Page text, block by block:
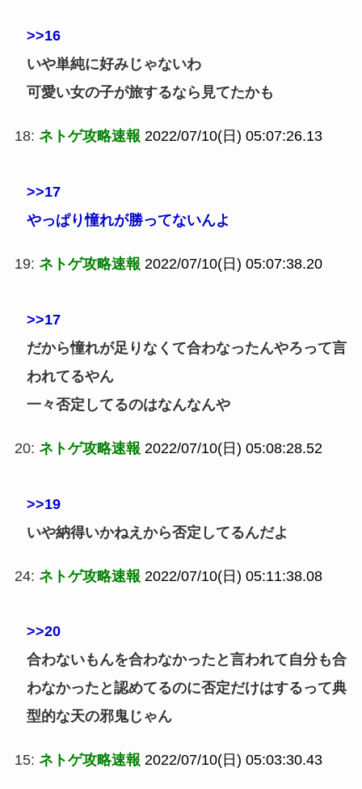
>>16
いや単純に好みじゃないわ
可愛い女の子が旅するなら見てたかも
18: ネトゲ攻略速報 2022/07/10(日) 05:07:26.13
>>17
やっぱり憧れが勝ってないんよ
19: ネトゲ攻略速報 2022/07/10(日) 05:07:38.20
>>17
だから憧れが足りなくて合わなったんやろって言
われてるやん
一々否定してるのはなんなんや
20: ネトゲ攻略速報 2022/07/10(日) 05:08:28.52
>>19
いや納得いかねえから否定してるんだよ
24: ネトゲ攻略速報 2022/07/10(日) 05:11:38.08
>>20
合わないもんを合わなかったと言われて自分も合
わなかったと認めてるのに否定だけはするって典
型的な天の邪鬼じゃん
15: ネトゲ攻略速報 2022/07/10(日) 05:03:30.43